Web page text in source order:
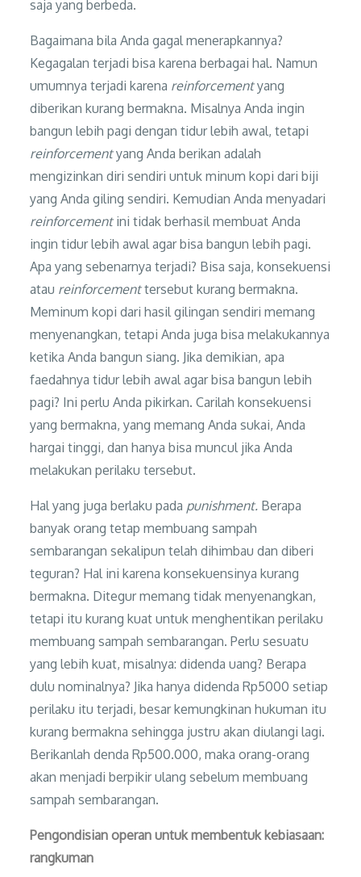
saja yang berbeda.
Bagaimana bila Anda gagal menerapkannya?
Kegagalan terjadi bisa karena berbagai hal. Namun
umumnya terjadi karena reinforcementyang
diberikan kurang bermakna. Misalnya Anda ingin
bangun lebih pagi dengan tidur lebih awal, tetapi
reinforcementyang Anda berikan adalah
mengizinkan diri sendiri untuk minum kopi dari biji
yang Anda giling sendiri. Kemudian Anda menyadari
reinforcement ini tidak berhasil membuat Anda
ingin tidur lebih awal agar bisa bangun lebih pagi.
Apa yang sebenarnya terjadi? Bisa saja, konsekuensi
atau reinforcementtersebut kurang bermakna.
Meminum kopi dari hasil gilingan sendiri memang
menyenangkan, tetapi Anda juga bisa melakukannya
ketika Anda bangun siang. Jika demikian, apa
faedahnya tidur lebih awal agar bisa bangun lebih
pagi? Ini perlu Anda pikirkan. Carilah konsekuensi
yang bermakna, yang memang Anda sukai, Anda
hargai tinggi, dan hanya bisa muncul jika Anda
melakukan perilaku tersebut.
Hal yang juga berlaku pada punishment. Berapa
banyak orang tetap membuang sampah
sembarangan sekalipun telah dihimbau dan diberi
teguran? Hal ini karena konsekuensinya kurang
bermakna. Ditegur memang tidak menyenangkan,
tetapi itu kurang kuat untuk menghentikan perilaku
membuang sampah sembarangan. Perlu sesuatu
yang lebih kuat, misalnya: didenda uang? Berapa
dulu nominalnya? Jika hanya didenda Rp5000 setiap
perilaku itu terjadi, besar kemungkinan hukuman itu
kurang bermakna sehingga justru akan diulangi lagi.
Berikanlah denda Rp500.000, maka orang-orang
akan menjadi berpikir ulang sebelum membuang
sampah sembarangan.
Pengondisian operan untuk membentuk kebiasaan:
rangkuman